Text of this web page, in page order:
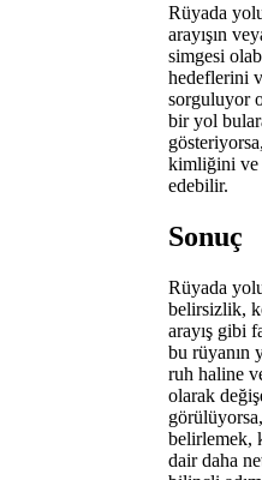
Rüyada
arayışın
simgesi
hedeflerini
sorguluyor
bir yol
kimliğini ve
edebilir.
Sonuç
Rüyada
belirsizlik,
arayış gibi
bu rüyanın
ruh haline
olarak
belirlemek,
dair daha